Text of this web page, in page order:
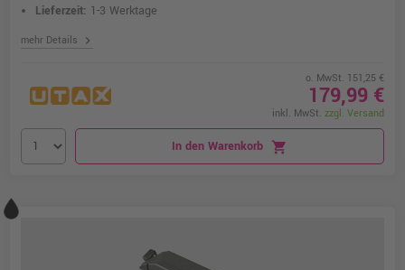
Lieferzeit: 1-3 Werktage
mehr Details chevron_right
o. MwSt. 151,25 €
179,99 €
inkl. MwSt. zzgl. Versand
In den Warenkorb shopping_cart